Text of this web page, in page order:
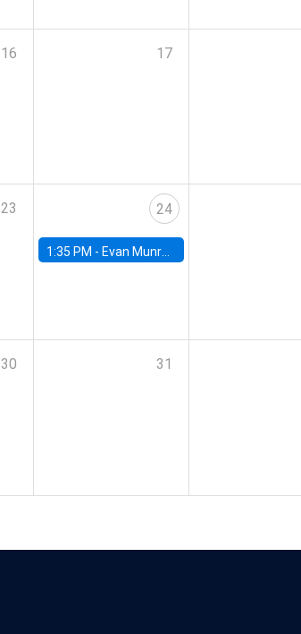
16 17
23 24
1:35 PM - Evan Munro, Neyman Visiting Assistant Professor in the Department of Statistics at UC Berkeley
30 31